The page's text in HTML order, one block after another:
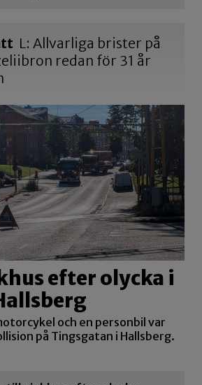
L: Allvarliga brister på
redan för 31 år
efter olycka i
och en personbil var
på Tingsgatan i Hallsberg.